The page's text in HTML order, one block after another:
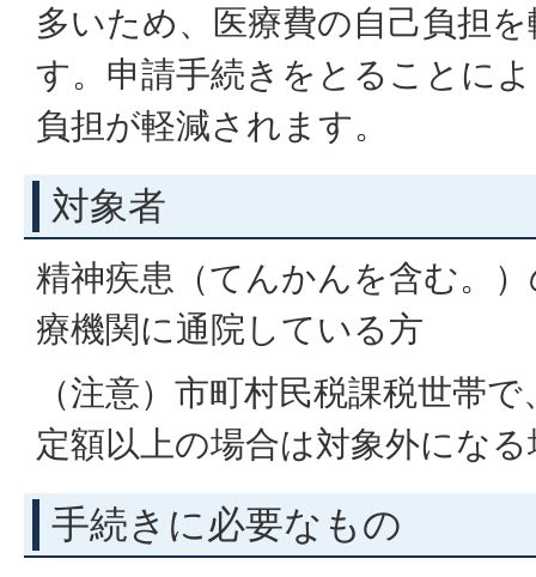
多いため、医療費の自己負担
す。申請手続きをとることに
負担が軽減されます。
対象者
精神疾患（てんかんを含む。
療機関に通院している方
（注意）市町村民税課税世帯
定額以上の場合は対象外にな
手続きに必要なもの